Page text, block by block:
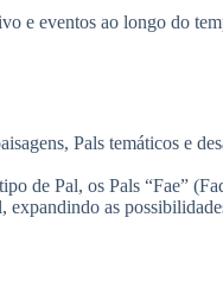
e eventos ao longo do
Pals temáticos e
de Pal, os Pals “Fae”
as